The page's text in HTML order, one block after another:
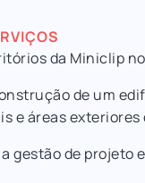
da Miniclip
de um
e áreas exteriores
gestão de projeto